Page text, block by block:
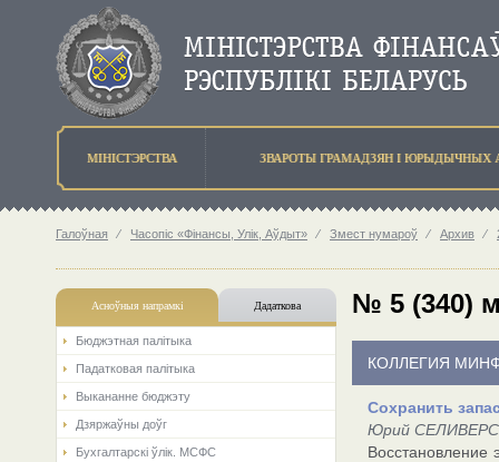
МIНIСТЭРСТВА ЗВАРОТЫ ГРАМАДЗЯН I ЮРЫДЫЧНЫХ
Галоўная ⁄ Часопіс «Фінансы, Улік, Аўдыт» ⁄ Змест нумароў ⁄ Архив ⁄
Асноўныя напрамкi Дадаткова
Бюджэтная палiтыка
Падатковая палітыка
Выкананне бюджэту
Дзяржаўны доўг
Бухгалтарскі ўлік. МСФС
№ 5 (340)
КОЛЛЕГИЯ
Сохранить
Юрий
Восстановление